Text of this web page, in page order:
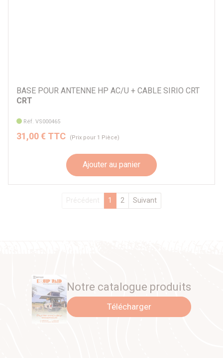
BASE POUR ANTENNE HP AC/U + CABLE SIRIO CRT
CRT
Réf. VS000465
31,00 € TTC (Prix pour 1 Pièce)
Ajouter au panier
Précédent 1 2 Suivant
Notre catalogue produits
Télécharger